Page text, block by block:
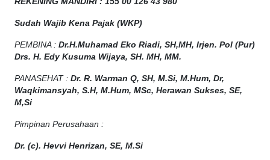
Sudah Wajib Kena Pajak (WKP)
PEMBINA : Dr.H.Muhamad Eko Riadi, SH,MH, Irjen. Pol (Pur)
Drs. H. Edy Kusuma Wijaya, SH. MH, MM.
PANASEHAT : Dr. R. Warman Q, SH, M.Si, M.Hum, Dr,
Waqkimansyah, S.H, M.Hum, MSc, Herawan Sukses, SE,
M,Si
Pimpinan Perusahaan :
Dr. (c). Hevvi Henrizan, SE, M.Si